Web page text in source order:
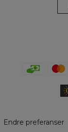
Endre preferanser